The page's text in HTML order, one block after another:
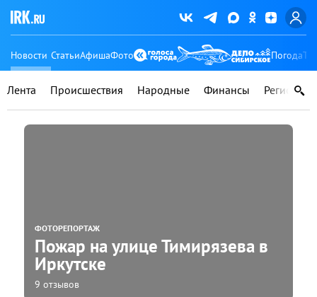
Новости СтатьиАфишаФото Погода
Лента Происшествия Народные Финансы Регионы
ФОТОРЕПОРТАЖ
Пожар на улице Тимирязева в
Иркутске
9 отзывов